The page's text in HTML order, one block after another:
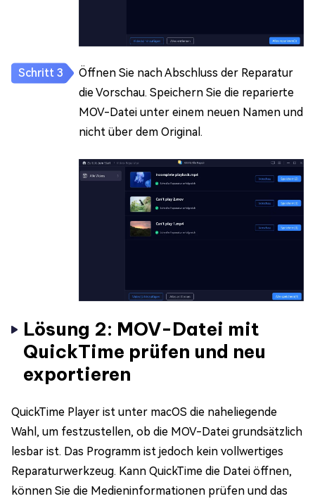
Öffnen Sie nach Abschluss der Reparatur
die Vorschau. Speichern Sie die reparierte
MOV-Datei unter einem neuen Namen und
nicht über dem Original.
Lösung 2: MOV-Datei mit
QuickTime prüfen und neu
exportieren
QuickTime Player ist unter macOS die naheliegende
Wahl, um festzustellen, ob die MOV-Datei grundsätzlich
lesbar ist. Das Programm ist jedoch kein vollwertiges
Reparaturwerkzeug. Kann QuickTime die Datei öffnen,
können Sie die Medieninformationen prüfen und das